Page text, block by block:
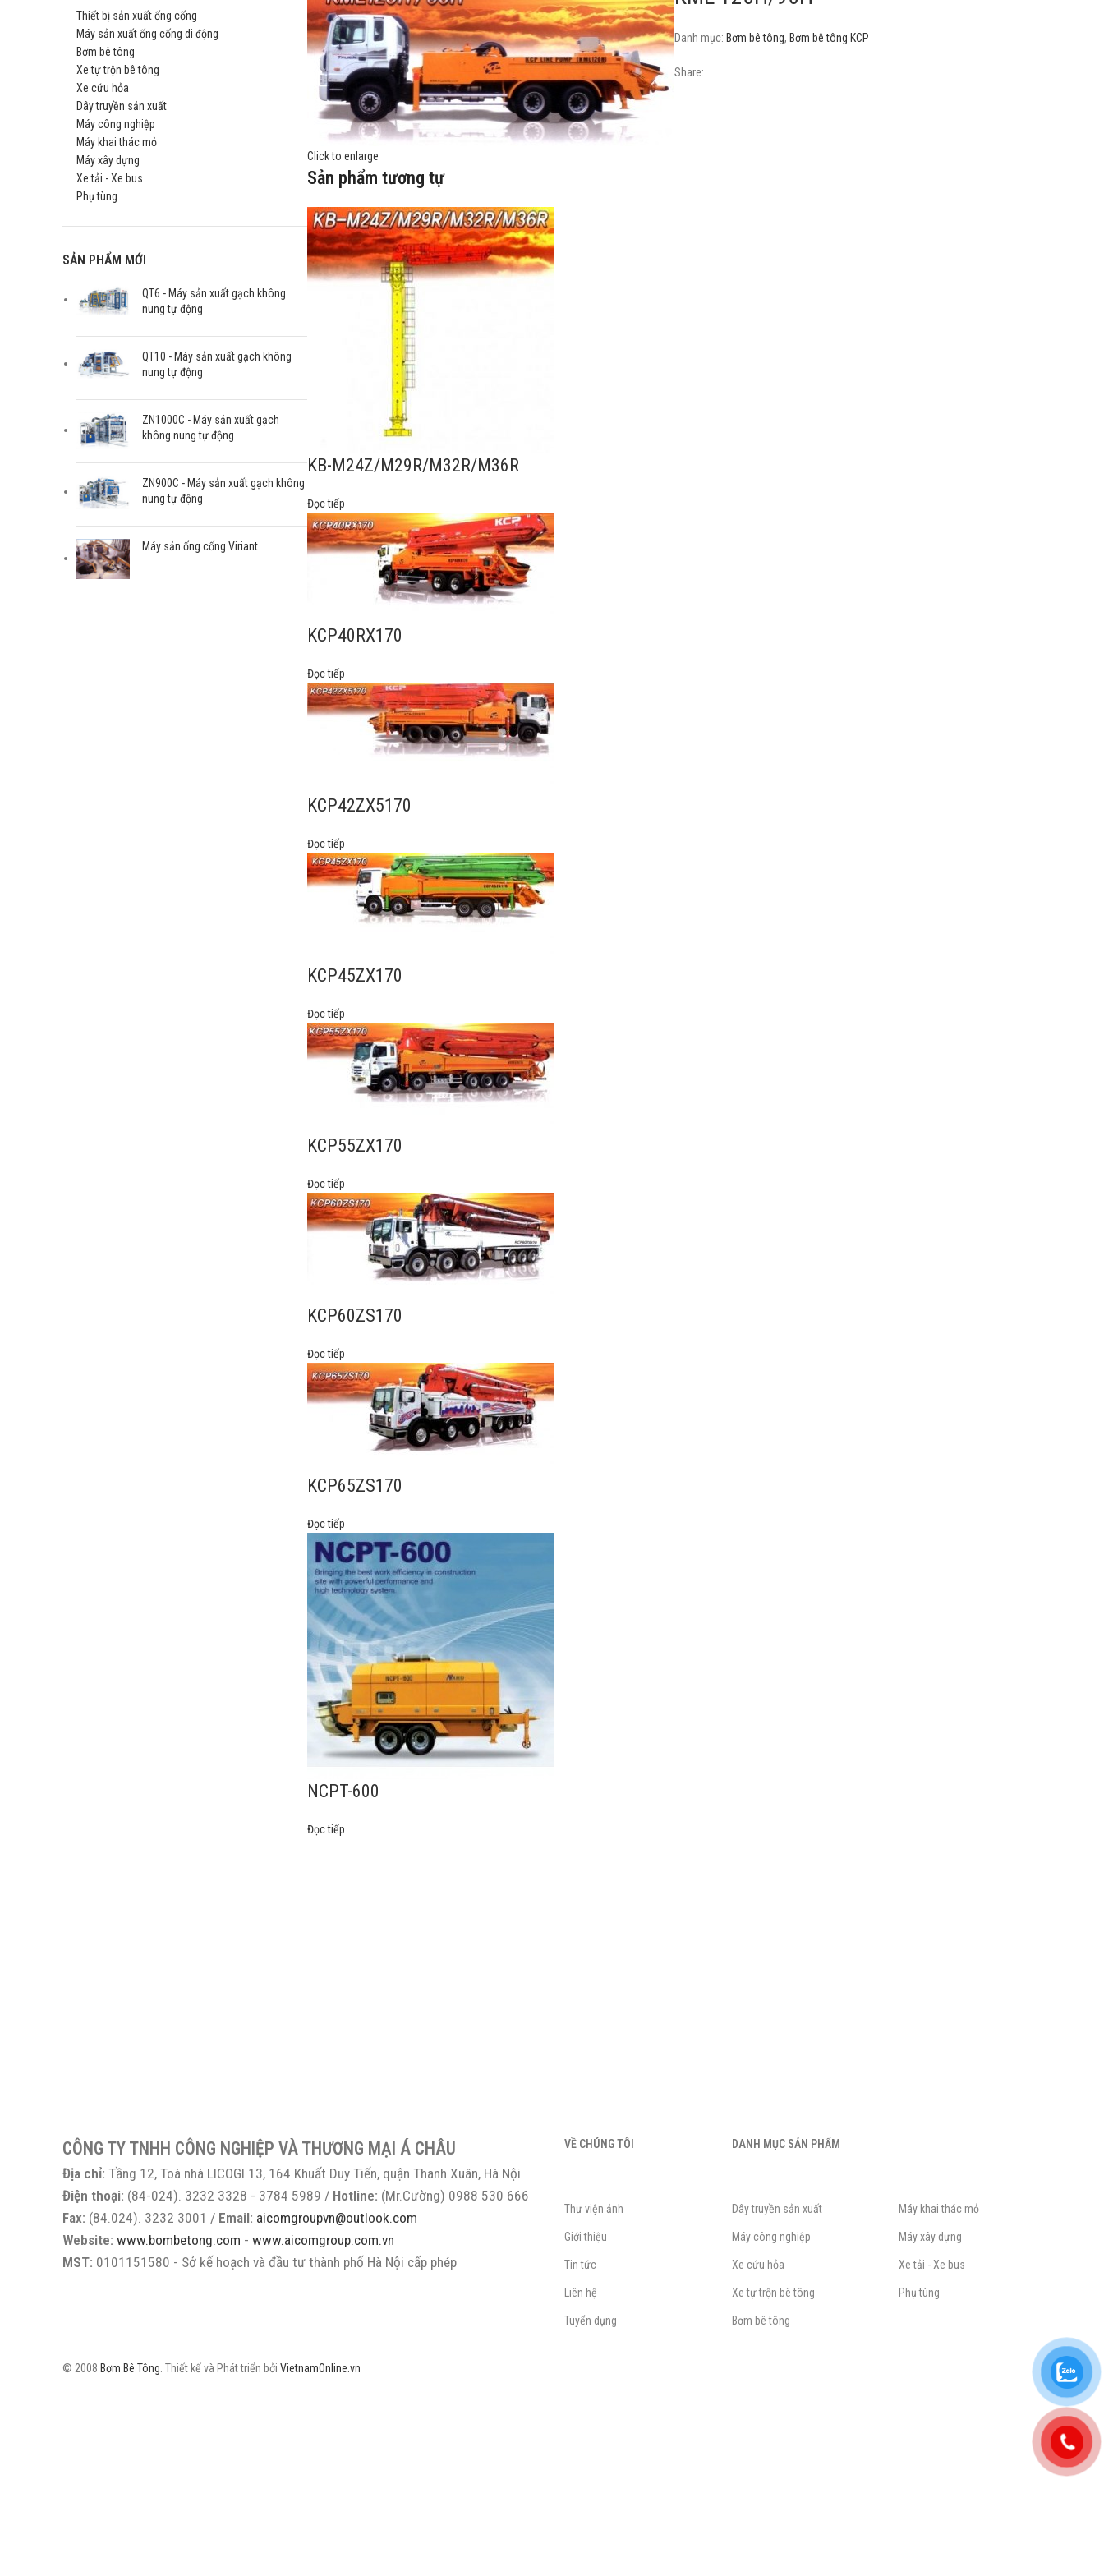
Click to enlarge
Danh mục: Bơm bê tông, Bơm bê tông KCP
Share:
Sản phẩm tương tự
KB-M24Z/M29R/M32R/M36R
Đọc tiếp
KCP40RX170
Đọc tiếp
KCP42ZX5170
Đọc tiếp
KCP45ZX170
Đọc tiếp
KCP55ZX170
Đọc tiếp
KCP60ZS170
Đọc tiếp
KCP65ZS170
Đọc tiếp
NCPT-600
Đọc tiếp
Thiết bị sản xuất ống cống
Máy sản xuất ống cống di động
Bơm bê tông
Xe tự trộn bê tông
Xe cứu hỏa
Dây truyền sản xuất
Máy công nghiệp
Máy khai thác mỏ
Máy xây dựng
Xe tải - Xe bus
Phụ tùng
SẢN PHẨM MỚI
QT6 - Máy sản xuất gạch không
nung tự động
QT10 - Máy sản xuất gạch không
nung tự động
ZN1000C - Máy sản xuất gạch
không nung tự động
ZN900C - Máy sản xuất gạch không
nung tự động
Máy sản ống cống Viriant
CÔNG TY TNHH CÔNG NGHIỆP VÀ THƯƠNG MẠI Á CHÂU
Địa chỉ: Tầng 12, Toà nhà LICOGI 13, 164 Khuất Duy Tiến, quận Thanh Xuân, Hà Nội
Điện thoại: (84-024). 3232 3328 - 3784 5989 / Hotline: (Mr.Cường) 0988 530 666
Fax: (84.024). 3232 3001 / Email: aicomgroupvn@outlook.com
Website: www.bombetong.com - www.aicomgroup.com.vn
MST: 0101151580 - Sở kế hoạch và đầu tư thành phố Hà Nội cấp phép
VỀ CHÚNG TÔI
Thư viện ảnh
Giới thiệu
Tin tức
Liên hệ
Tuyển dụng
DANH MỤC SẢN PHẨM
Dây truyền sản xuất
Máy công nghiệp
Xe cứu hỏa
Xe tự trộn bê tông
Bơm bê tông
Máy khai thác mỏ
Máy xây dựng
Xe tải - Xe bus
Phụ tùng
© 2008 Bơm Bê Tông . Thiết kế và Phát triển bởi VietnamOnline.vn